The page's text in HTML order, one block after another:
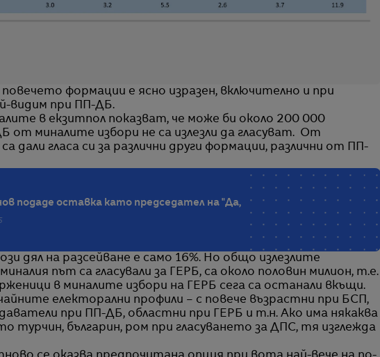
формации е ясно изразен, включително и при
видим при ПП-ДБ.
в екзитпол показват, че може би около 200 000
от миналите избори не са излезли да гласуват. От
дали гласа си за различни други формации, различни от ПП-
подаде оставка като председател на "Да,
дял на разсейване е само 16%. Но общо излезлите
път са гласували за ГЕРБ, са около половин милион, т.е.
в миналите избори на ГЕРБ сега са останали вкъщи.
електорални профили – с повече възрастни при БСП,
при ПП-ДБ, областни при ГЕРБ и т.н. Ако има някаква
турчин, българин, ром при гласуването за ДПС, тя изглежда